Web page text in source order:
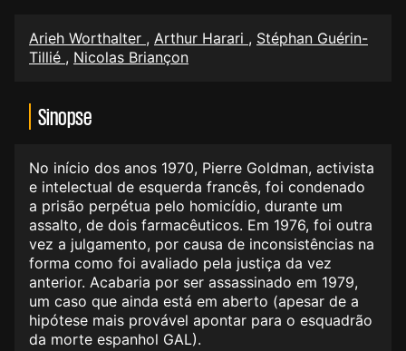
Arieh Worthalter , Arthur Harari , Stéphan Guérin-
Tillié , Nicolas Briançon
Sinopse
No início dos anos 1970, Pierre Goldman, activista
e intelectual de esquerda francês, foi condenado
a prisão perpétua pelo homicídio, durante um
assalto, de dois farmacêuticos. Em 1976, foi outra
vez a julgamento, por causa de inconsistências na
forma como foi avaliado pela justiça da vez
anterior. Acabaria por ser assassinado em 1979,
um caso que ainda está em aberto (apesar de a
hipótese mais provável apontar para o esquadrão
da morte espanhol GAL).